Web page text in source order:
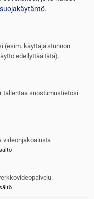
Latviaan
.
(esim. käyttäjäistunnon
edellyttää tätä).
tallentaa suostumustietosi
videonjakoalusta